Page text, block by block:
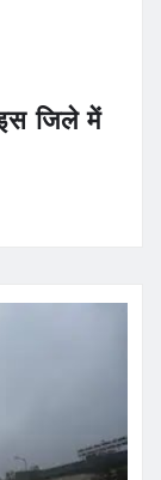
जिले में